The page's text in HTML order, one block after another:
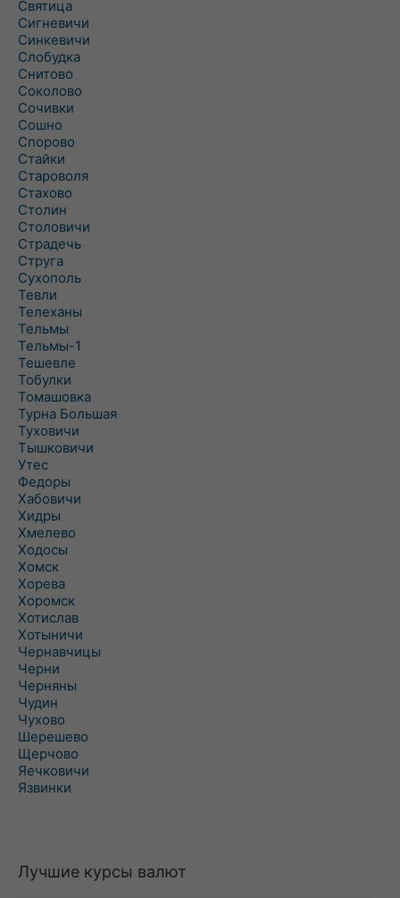
Святица
Сигневичи
Синкевичи
Слобудка
Снитово
Соколово
Сочивки
Сошно
Спорово
Стайки
Староволя
Стахово
Столин
Столовичи
Страдечь
Струга
Сухополь
Тевли
Телеханы
Тельмы
Тельмы-1
Тешевле
Тобулки
Томашовка
Турна Большая
Туховичи
Тышковичи
Утес
Федоры
Хабовичи
Хидры
Хмелево
Ходосы
Хомск
Хорева
Хоромск
Хотислав
Хотыничи
Чернавчицы
Черни
Черняны
Чудин
Чухово
Шерешево
Щерчово
Яечковичи
Язвинки
Лучшие курсы валют